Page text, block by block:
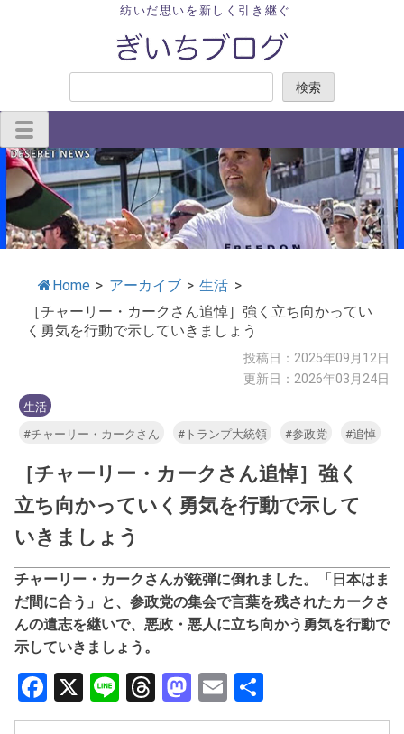
紡いだ思いを新しく引き継ぐ
索
検索
Home > アーカイブ > 生活 >
［チャーリー・カークさん追悼］強く立ち向かってい
く勇気を行動で示していきましょう
投稿日：2025年09月12日
更新日：2026年03月24日
生活
#チャーリー・カークさん
#トランプ大統領 #参政党 #追悼
［チャーリー・カークさん追悼］強く
立ち向かっていく勇気を行動で示して
いきましょう
チャーリー・カークさんが銃弾に倒れました。「日本はま
だ間に合う」と、参政党の集会で言葉を残されたカークさ
んの遺志を継いで、悪政・悪人に立ち向かう勇気を行動で
示していきましょう。
Facebook
X LineThreads
Mastodon
Email
有